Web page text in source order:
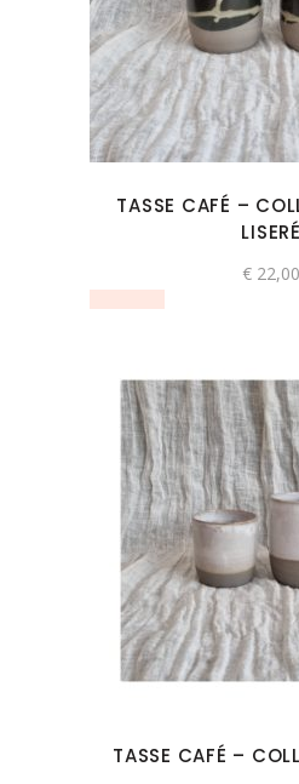
TASSE CAFÉ –
LISERÉ
€ 22,00
TASSE CAFÉ –